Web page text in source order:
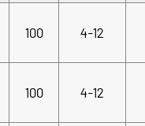
100 4-12
100 4-12